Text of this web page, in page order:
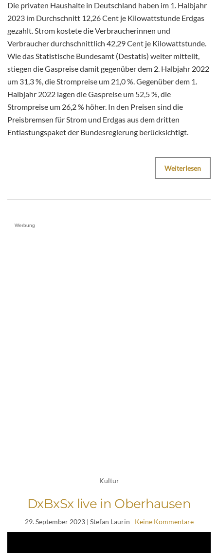
Die privaten Haushalte in Deutschland haben im 1. Halbjahr
2023 im Durchschnitt 12,26 Cent je Kilowattstunde Erdgas
gezahlt. Strom kostete die Verbraucherinnen und
Verbraucher durchschnittlich 42,29 Cent je Kilowattstunde.
Wie das Statistische Bundesamt (Destatis) weiter mitteilt,
stiegen die Gaspreise damit gegenüber dem 2. Halbjahr 2022
um 31,3 %, die Strompreise um 21,0 %. Gegenüber dem 1.
Halbjahr 2022 lagen die Gaspreise um 52,5 %, die
Strompreise um 26,2 % höher. In den Preisen sind die
Preisbremsen für Strom und Erdgas aus dem dritten
Entlastungspaket der Bundesregierung berücksichtigt.
Weiterlesen
Werbung
Kultur
DxBxSx live in Oberhausen
29. September 2023| Stefan Laurin Keine Kommentare